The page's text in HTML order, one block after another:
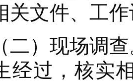
关文件、工
现场调查
经过，核实